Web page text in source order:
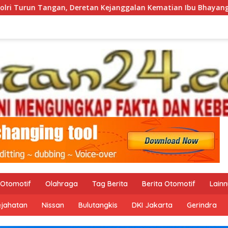
Kematian Ibu Bhayangkari Winda Lorenza Gowasa
Otomotif Olahraga Tag Berita Berita Otomotif
Nissan Bulutangkis DKI Jakarta Gerindra